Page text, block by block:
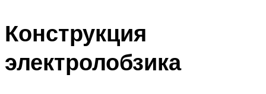
Конструкция
электролобзика